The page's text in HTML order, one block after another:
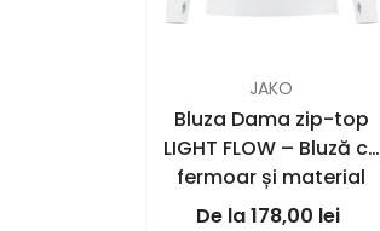
JAKO
Bluza Dama zip-top
LIGHT FLOW – Bluză cu
fermoar și material
elastic | JAKO Romania
178,00 lei